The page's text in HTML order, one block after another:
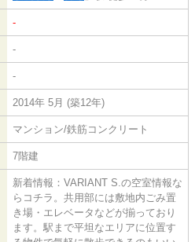
-
-
-
2014年 5月 (築12年)
マンション/鉄筋コンクリート
7階建
新着情報：VARIANT S.の空室情報な
らコチラ。共用部には敷地内ごみ置
き場・エレベータなどが揃っており
ます。駅まで平坦なエリアに位置す